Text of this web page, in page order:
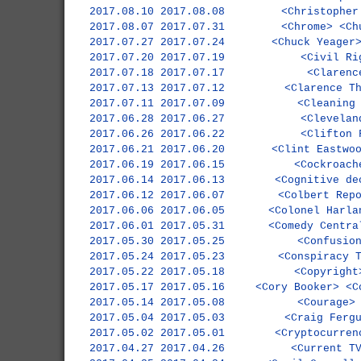
2017.08.10
2017.08.08
2017.08.07
2017.07.31
2017.07.27
2017.07.24
2017.07.20
2017.07.19
2017.07.18
2017.07.17
2017.07.13
2017.07.12
2017.07.11 2017.07.09
2017.06.28
2017.06.27
2017.06.26
2017.06.22
2017.06.21 2017.06.20
2017.06.19
2017.06.15
2017.06.14 2017.06.13
2017.06.12
2017.06.07
2017.06.06
2017.06.05
2017.06.01 2017.05.31
2017.05.30
2017.05.25
2017.05.24 2017.05.23
2017.05.22
2017.05.18
2017.05.17
2017.05.16
2017.05.14 2017.05.08
2017.05.04 2017.05.03
2017.05.02
2017.05.01
2017.04.27
2017.04.26
<Christopher
<Chrome>
<Chuck Yeager>
<Civil
<Clarence
<Clifton
<Clint
<Cognitive
<Colbert
<Colonel
<Comedy
<Conspiracy
<Cory Booker>
<Courage>
<Craig
<Current